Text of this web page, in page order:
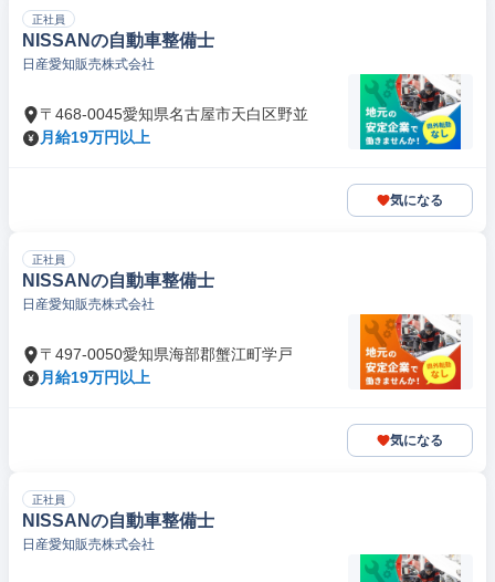
正社員
NISSANの自動車整備士
日産愛知販売株式会社
〒468-0045愛知県名古屋市天白区野並
月給19万円以上
気になる
正社員
NISSANの自動車整備士
日産愛知販売株式会社
〒497-0050愛知県海部郡蟹江町学戸
月給19万円以上
気になる
正社員
NISSANの自動車整備士
日産愛知販売株式会社